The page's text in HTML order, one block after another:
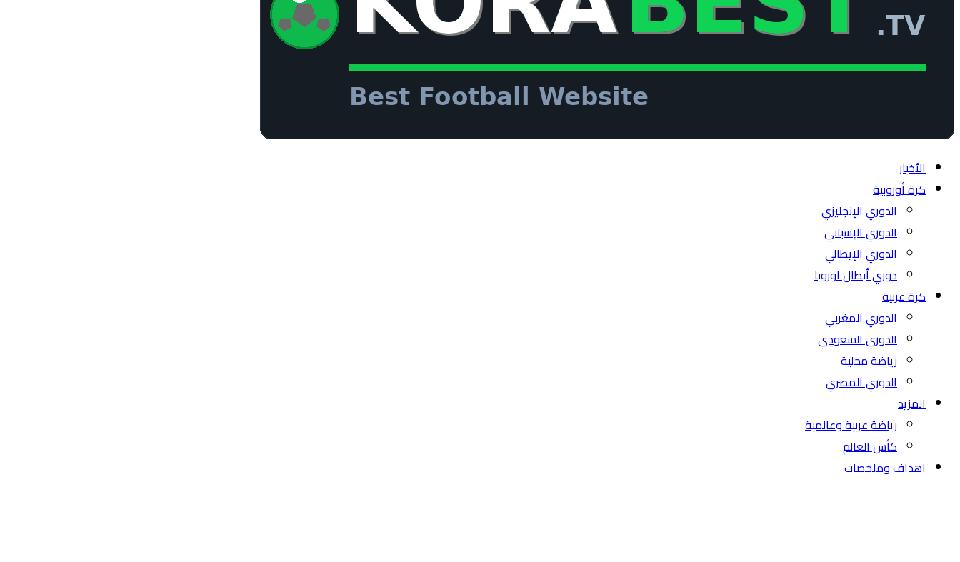
الأخبار
كرة أوروبية
الدوري الإنجليزي
الدوري الإسباني
الدوري الإيطالي
دوري أبطال اوروبا
كرة عربية
الدوري المغربي
الدوري السعودي
رياضة محلية
الدوري المصري
المزيد
رياضة عربية وعالمية
كأس العالم
اهداف وملخصات